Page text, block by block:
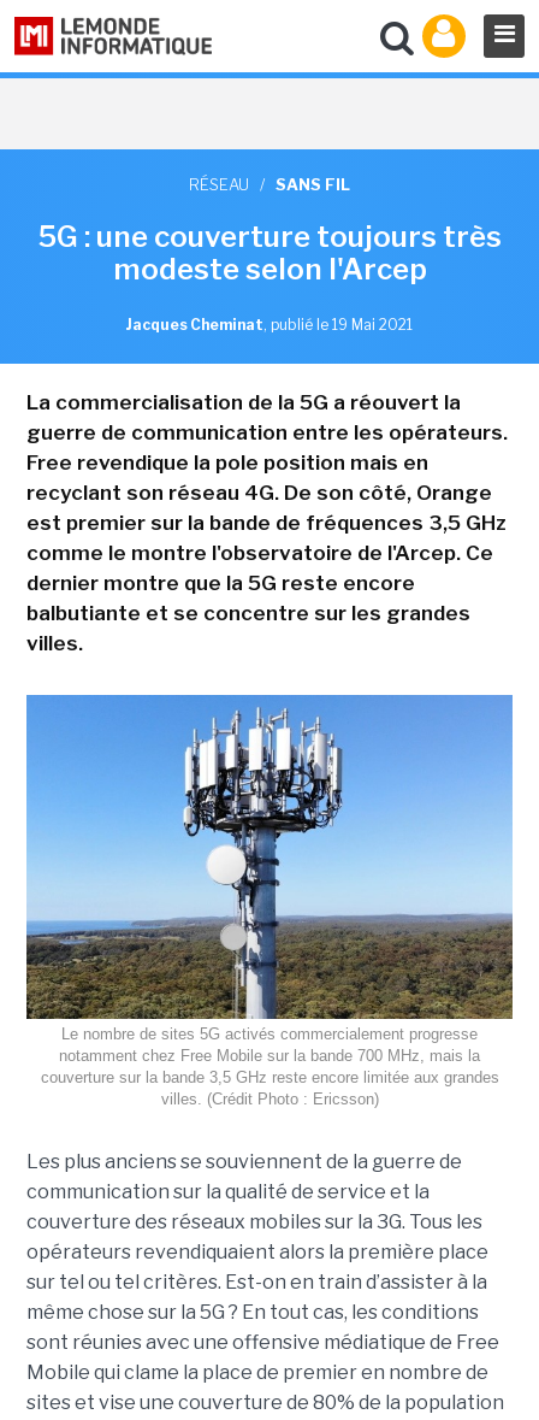
RÉSEAU / SANS FIL
5G : une couverture toujours très
modeste selon l'Arcep
Jacques Cheminat, publié le 19 Mai 2021
La commercialisation de la 5G a réouvert la
guerre de communication entre les opérateurs.
Free revendique la pole position mais en
recyclant son réseau 4G. De son côté, Orange
est premier sur la bande de fréquences 3,5 GHz
comme le montre l'observatoire de l'Arcep. Ce
dernier montre que la 5G reste encore
balbutiante et se concentre sur les grandes
villes.
Le nombre de sites 5G activés commercialement progresse
notamment chez Free Mobile sur la bande 700 MHz, mais la
couverture sur la bande 3,5 GHz reste encore limitée aux grandes
villes. (Crédit Photo : Ericsson)
Les plus anciens se souviennent de la guerre de
communication sur la qualité de service et la
couverture des réseaux mobiles sur la 3G. Tous les
opérateurs revendiquaient alors la première place
sur tel ou tel critères. Est-on en train d’assister à la
même chose sur la 5G ? En tout cas, les conditions
sont réunies avec une offensive médiatique de Free
Mobile qui clame la place de premier en nombre de
sites et vise une couverture de 80% de la population